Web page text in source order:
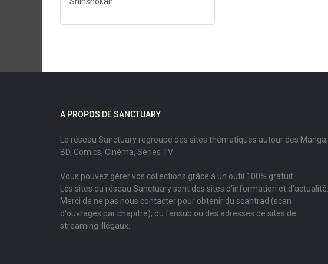
A PROPOS DE SANCTUARY
Le réseau Sanctuary regroupe des sites thématiques autour des Manga,
BD, Comics, Cinéma, Séries TV.
Vous pouvez gérer vos collections grâce à un outil 100% gratuit.
Les sites du réseau Sanctuary sont des sites d'information et d'actualité.
Merci de ne pas nous contacter pour obtenir du scantrad (scan
d'ouvrages par chapitre), du fansub ou des adresses de sites de
streaming illégaux.